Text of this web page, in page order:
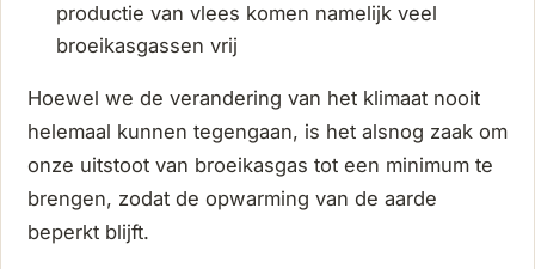
productie van vlees komen namelijk veel
broeikasgassen vrij
Hoewel we de verandering van het klimaat nooit
helemaal kunnen tegengaan, is het alsnog zaak om
onze uitstoot van broeikasgas tot een minimum te
brengen, zodat de opwarming van de aarde
beperkt blijft.